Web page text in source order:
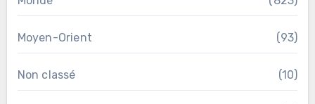
Moyen-Orient (93)
Non classé (10)